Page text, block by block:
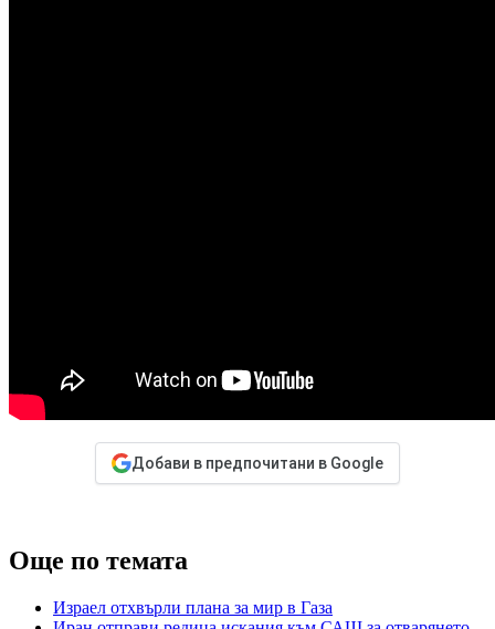
Добави в предпочитани в Google
Още по темата
Израел отхвърли плана за мир в Газа